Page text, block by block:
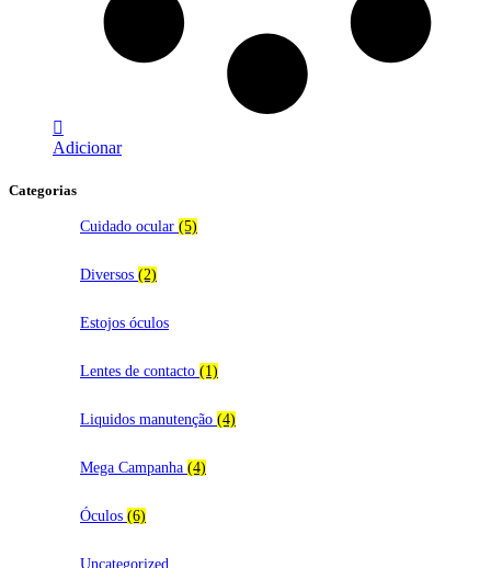
Adicionar
Categorias
Cuidado ocular (5)
Diversos (2)
Estojos óculos
Lentes de contacto (1)
Liquidos manutenção (4)
Mega Campanha (4)
Óculos (6)
Uncategorized